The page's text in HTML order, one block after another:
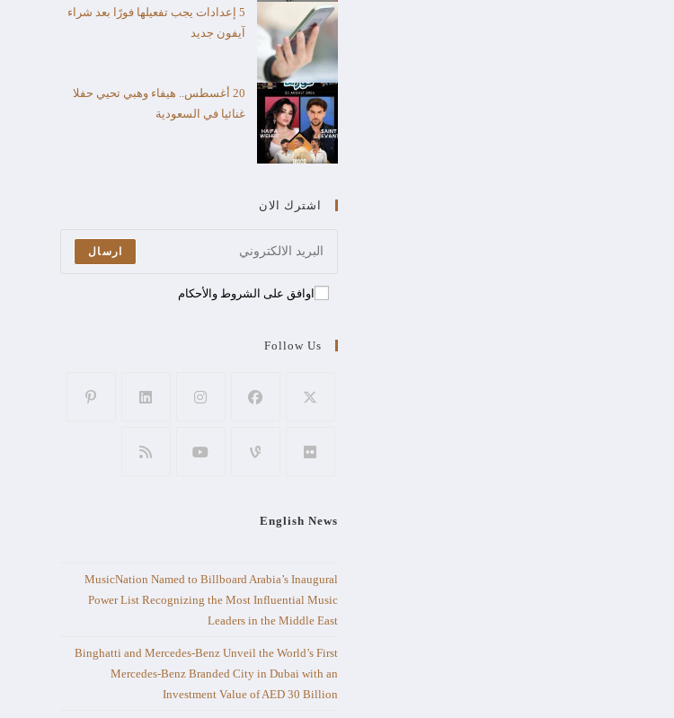
5 إعدادات يجب تفعيلها فورًا بعد شراء
آيفون جديد
20 أغسطس.. هيفاء وهبي تحيي حفلا
غنائيا في السعودية
اشترك الان
ارسال
اوافق على الشروط والأحكام
Follow Us
English News
MusicNation Named to Billboard Arabia’s Inaugural
Power List Recognizing the Most Influential Music
Leaders in the Middle East
Binghatti and Mercedes-Benz Unveil the World’s First
Mercedes-Benz Branded City in Dubai with an
Investment Value of AED 30 Billion